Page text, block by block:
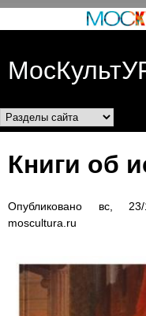
Разделы сайта
Книги об
Опубликовано вс,
moscultura.ru